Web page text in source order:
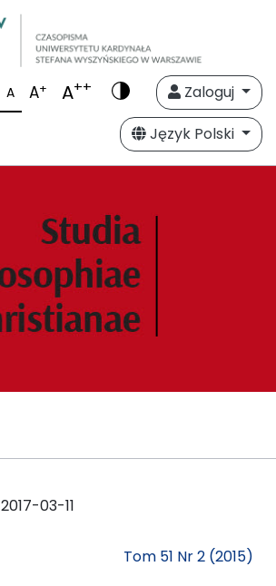
A A+ A++
Zaloguj
Język Polski
2017-03-11
Tom 51 Nr 2 (2015)